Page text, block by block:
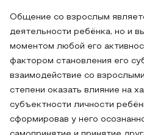
Общение со взрослым
деятельности ребёнка, но и
моментом любой его
фактором становления его
взаимодействие со
степени оказать влияние на
субъектности личности
сформировав у него